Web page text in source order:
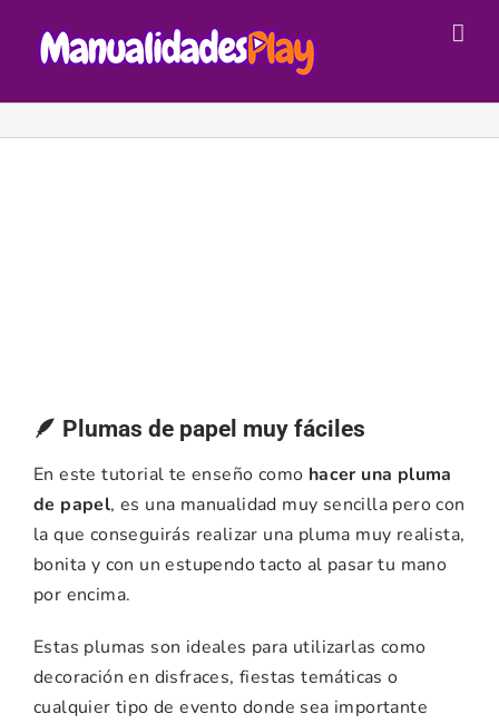
contenido
🪶 Plumas de papel muy fáciles
En este tutorial te enseño como hacer una pluma
de papel, es una manualidad muy sencilla pero con
la que conseguirás realizar una pluma muy realista,
bonita y con un estupendo tacto al pasar tu mano
por encima.
Estas plumas son ideales para utilizarlas como
decoración en disfraces, fiestas temáticas o
cualquier tipo de evento donde sea importante